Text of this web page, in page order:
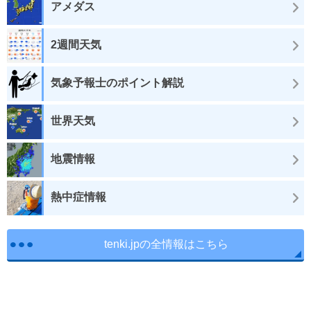
アメダス
2週間天気
気象予報士のポイント解説
世界天気
地震情報
熱中症情報
tenki.jpの全情報はこちら